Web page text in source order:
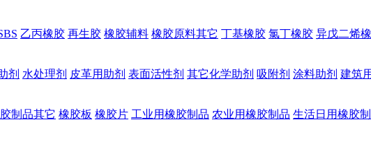
乙丙橡胶 再生胶 橡胶辅料 橡胶原料其它 丁基橡胶 氯丁橡胶 异戊二烯
剂 水处理剂 皮革用助剂 表面活性剂 其它化学助剂 吸附剂 涂料助剂 建筑
制品其它 橡胶板 橡胶片 工业用橡胶制品 农业用橡胶制品 生活日用橡胶